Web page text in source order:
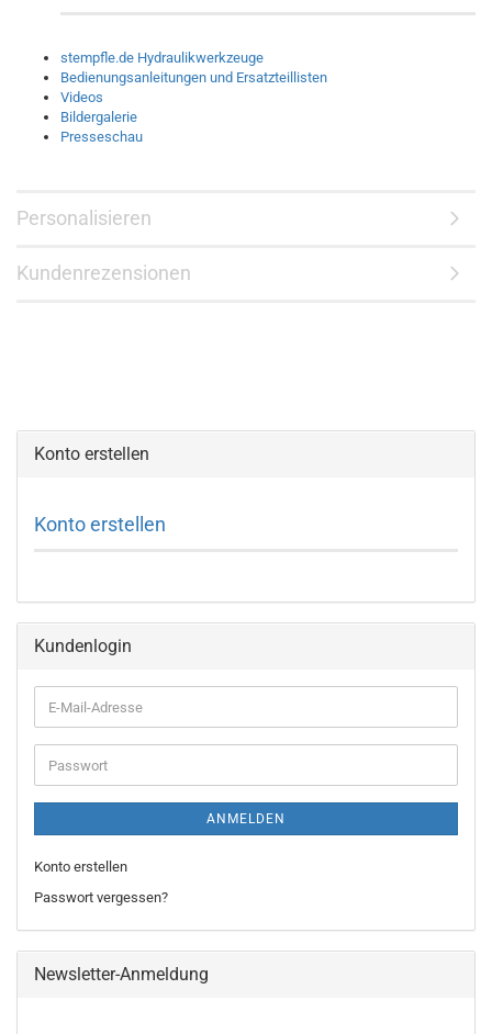
stempfle.de Hydraulikwerkzeuge
Bedienungsanleitungen und Ersatzteillisten
Videos
Bildergalerie
Presseschau
Personalisieren
Kundenrezensionen
Konto erstellen
Konto erstellen
Kundenlogin
E-
Mail-
Adresse
Passwort
ANMELDEN
Konto erstellen
Passwort vergessen?
Newsletter-Anmeldung